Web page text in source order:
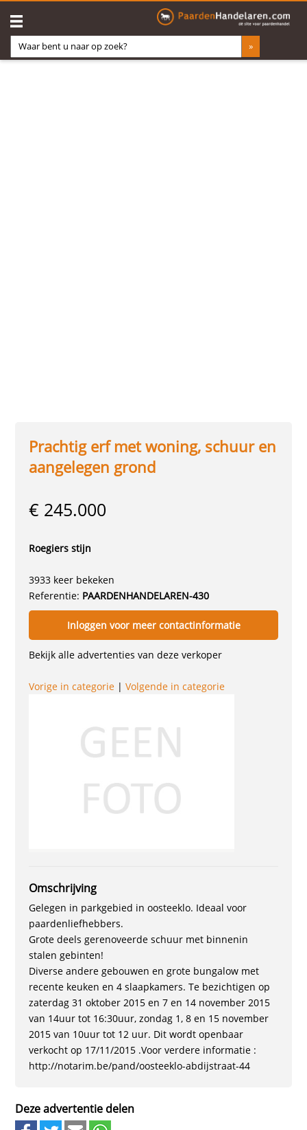
Prachtig erf met woning, schuur en
aangelegen grond
€ 245.000
Roegiers stijn
3933 keer bekeken
Referentie: PAARDENHANDELAREN-430
Inloggen voor meer contactinformatie
Bekijk alle advertenties van deze verkoper
Vorige in categorie |Volgende in categorie
Omschrijving
Gelegen in parkgebied in oosteeklo. Ideaal voor
paardenliefhebbers.
Grote deels gerenoveerde schuur met binnenin
stalen gebinten!
Diverse andere gebouwen en grote bungalow met
recente keuken en 4 slaapkamers. Te bezichtigen op
zaterdag 31 oktober 2015 en 7 en 14 november 2015
van 14uur tot 16:30uur, zondag 1, 8 en 15 november
2015 van 10uur tot 12 uur. Dit wordt openbaar
verkocht op 17/11/2015 .Voor verdere informatie :
http://notarim.be/pand/oosteeklo-abdijstraat-44
Deze advertentie delen